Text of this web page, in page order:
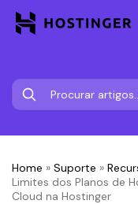
Home » Suporte »
Limites dos Planos de
Cloud na Hostinger